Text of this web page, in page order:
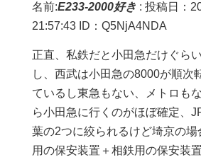
名前:E233-2000好き : 投稿日：
21:57:43 ID：Q5NjA4NDA
正直、私鉄だと小田急だけぐら
し、西武は小田急の8000が順次
ているし東急もない、メトロも
ら小田急に行くのがほぼ確定、
葉の2つに絞られるけど埼京の
用の保安装置＋相鉄用の保安装